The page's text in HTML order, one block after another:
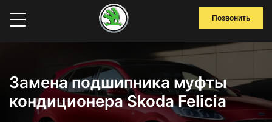
Позвонить
Замена подшипника муфты
кондиционера Skoda Felicia